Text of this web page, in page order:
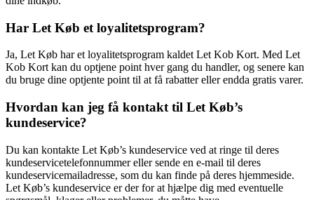
Har Let Køb et loyalitetsprogram?
Ja, Let Køb har et loyalitetsprogram kaldet Let Kob Kort. Med Let
Kob Kort kan du optjene point hver gang du handler, og senere kan
du bruge dine optjente point til at få rabatter eller endda gratis varer.
Hvordan kan jeg få kontakt til Let Køb’s
kundeservice?
Du kan kontakte Let Køb’s kundeservice ved at ringe til deres
kundeservicetelefonnummer eller sende en e-mail til deres
kundeservicemailadresse, som du kan finde på deres hjemmeside.
Let Køb’s kundeservice er der for at hjælpe dig med eventuelle